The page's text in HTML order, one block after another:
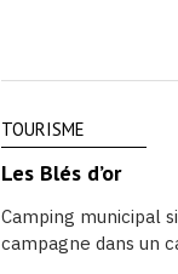
TOURISME
Les Blés d’or
Camping municipal
campagne dans un